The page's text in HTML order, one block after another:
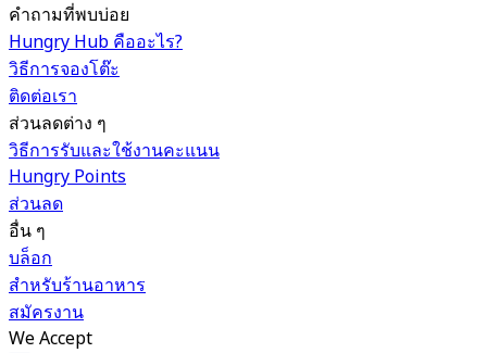
คำถามที่พบบ่อย
Hungry Hub คืออะไร?
วิธีการจองโต๊ะ
ติดต่อเรา
ส่วนลดต่าง ๆ
วิธีการรับและใช้งานคะแนน
Hungry Points
ส่วนลด
อื่น ๆ
บล็อก
สำหรับร้านอาหาร
สมัครงาน
We Accept